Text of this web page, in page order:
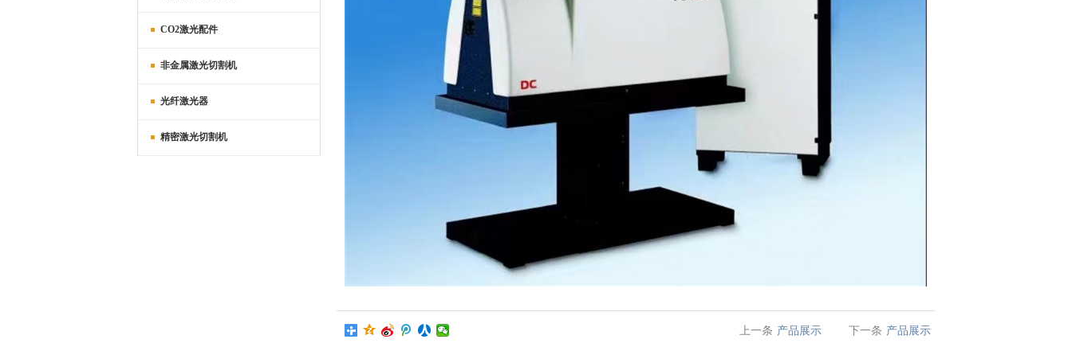
CO2激光配件
非金属激光切割机
光纤激光器
精密激光切割机
上一条 产品展示 下一条 产品展示